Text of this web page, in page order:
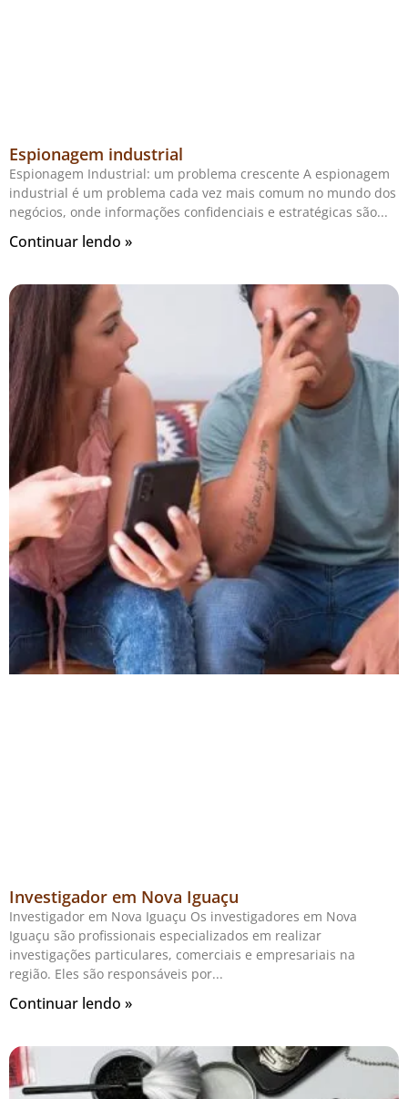
Espionagem industrial
Espionagem Industrial: um problema crescente A espionagem
industrial é um problema cada vez mais comum no mundo dos
negócios, onde informações confidenciais e estratégicas são
Continuar lendo »
Investigador em Nova Iguaçu
Investigador em Nova Iguaçu Os investigadores em Nova
Iguaçu são profissionais especializados em realizar
investigações particulares, comerciais e empresariais na
região. Eles são responsáveis por
Continuar lendo »